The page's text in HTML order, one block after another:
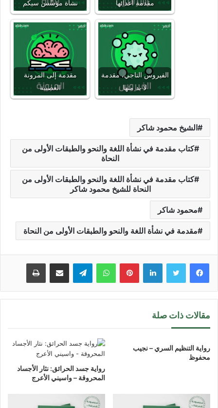
نشأة مؤسِّس سيكم
مقدمة أعدائها
مقدمة إلى المرونة
العصبية
الفيروس التاجي، مقدمة
لا بد منها
الشيخ محمود شاكر
كتاب مقدمة في نشأة اللغة والنحو والطبقات الأولى من
النحاة
كتاب مقدمة في نشأة اللغة والنحو والطبقات الأولى من
النحاة للشيخ محمود شاكر
محمود شاكر
مقدمة في نشأة اللغة والنحو والطبقات الأولى من النحاة
لينكدإن بينتيريستواتساب تيلقرام مشاركة عبر البريد طباعة
مقالات ذات صلة
رواية التنظيم السري – نجيب
محفوظ
رواية جسد الحرائق: نثار الأجساد
المحروقة – واسيني الأعرج